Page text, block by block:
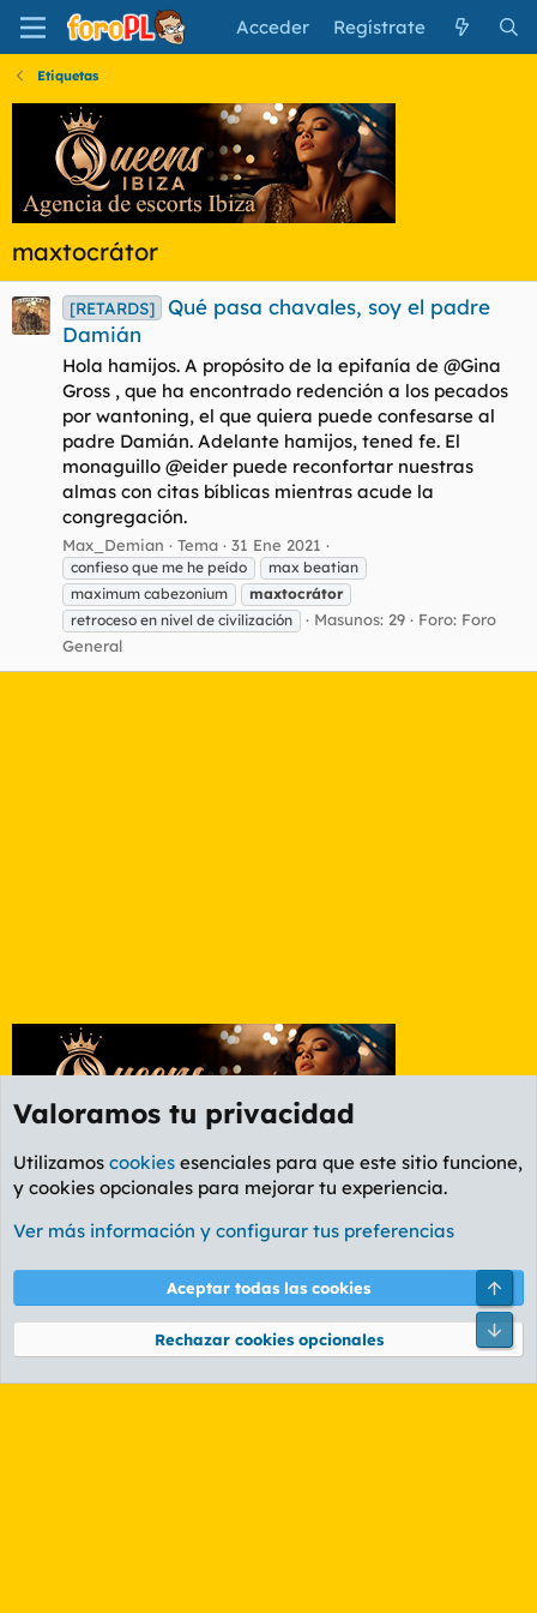
Acceder Regístrate
Etiquetas
maxtocrátor
[RETARDS]
Qué pasa chavales, soy el padre
Damián
Hola hamijos. A propósito de la epifanía de @Gina
Gross , que ha encontrado redención a los pecados
por wantoning, el que quiera puede confesarse al
padre Damián. Adelante hamijos, tened fe. El
monaguillo @eider puede reconfortar nuestras
almas con citas bíblicas mientras acude la
congregación.
Max_Demian Tema 31 Ene 2021
confieso que me he peído
max beatian
maximum cabezonium
maxtocrátor
retroceso en nivel de civilización
Masunos: 29 Foro: Foro
General
Etiquetas
Cookies
PL OLDSTYLE AMARILLO
Términos y reglas Política de privacidad Ayuda
Community platform by XenForo® © 2010-2026 XenForo Ltd.
Valoramos tu privacidad
Utilizamos cookies esenciales para que este sitio funcione,
y cookies opcionales para mejorar tu experiencia.
Ver más información y configurar tus preferencias
Aceptar todas las cookies
Rechazar cookies opcionales
Pie